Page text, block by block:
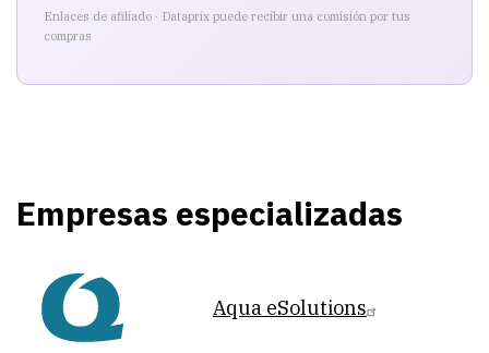
Enlaces de afiliado · Dataprix puede recibir una comisión por tus
compras
Empresas especializadas
Aqua eSolutions